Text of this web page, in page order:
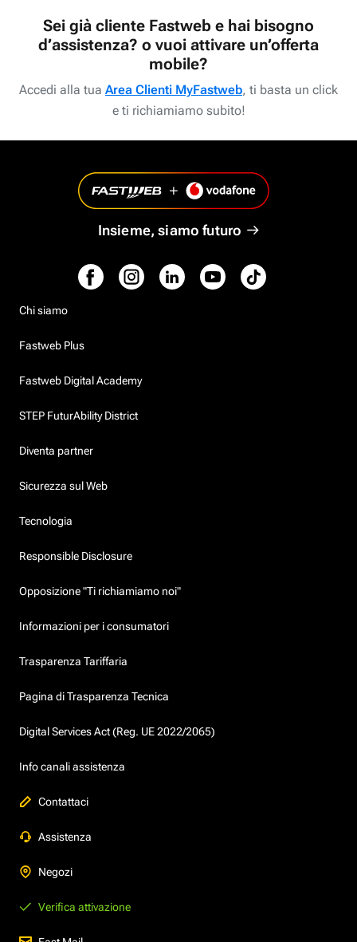
Sei già cliente Fastweb e hai bisogno
d’assistenza? o vuoi attivare un’offerta
mobile?
Accedi alla tua Area Clienti MyFastweb, ti basta un click
e ti richiamiamo subito!
Insieme, siamo futuro
Chi siamo
Fastweb Plus
Fastweb Digital Academy
STEP FuturAbility District
Diventa partner
Sicurezza sul Web
Tecnologia
Responsible Disclosure
Opposizione "Ti richiamiamo noi"
Informazioni per i consumatori
Trasparenza Tariffaria
Pagina di Trasparenza Tecnica
Digital Services Act (Reg. UE 2022/2065)
Info canali assistenza
Contattaci
Assistenza
Negozi
Verifica attivazione